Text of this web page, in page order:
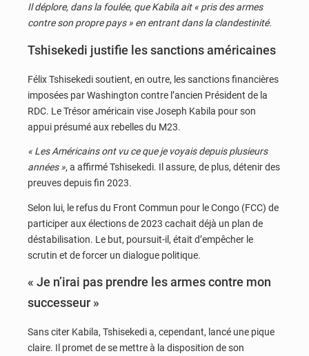
Il déplore, dans la foulée, que Kabila ait « pris des armes
contre son propre pays » en entrant dans la clandestinité.
Tshisekedi justifie les sanctions américaines
Félix Tshisekedi soutient, en outre, les sanctions financières
imposées par Washington contre l’ancien Président de la
RDC. Le Trésor américain vise Joseph Kabila pour son
appui présumé aux rebelles du M23.
« Les Américains ont vu ce que je voyais depuis plusieurs
années », a affirmé Tshisekedi. Il assure, de plus, détenir des
preuves depuis fin 2023.
Selon lui, le refus du Front Commun pour le Congo (FCC) de
participer aux élections de 2023 cachait déjà un plan de
déstabilisation. Le but, poursuit-il, était d’empêcher le
scrutin et de forcer un dialogue politique.
« Je n’irai pas prendre les armes contre mon
successeur »
Sans citer Kabila, Tshisekedi a, cependant, lancé une pique
claire. Il promet de se mettre à la disposition de son